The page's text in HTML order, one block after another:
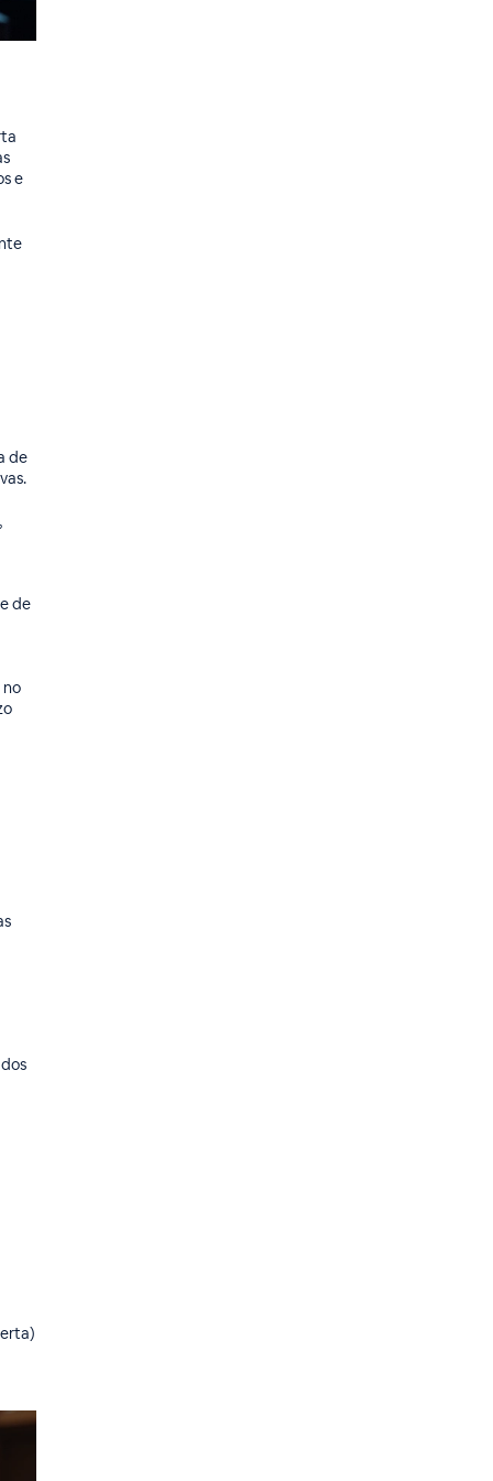
e
de
de
no